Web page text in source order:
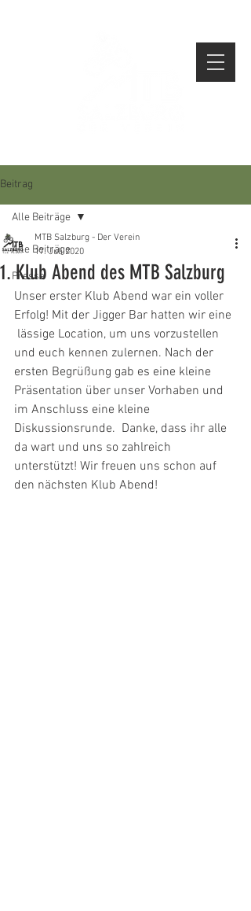
Beitrag
Alle Beiträge
Presse
Alle Beiträge
1. Klub Abend des MTB Salzburg
MTB Salzburg - Der Verein
17. Juli 2020
Unser erster Klub Abend war ein voller
Erfolg! Mit der Jigger Bar hatten wir eine
lässige Location, um uns vorzustellen
und euch kennen zulernen. Nach der
ersten Begrüßung gab es eine kleine
Präsentation über unser Vorhaben und
im Anschluss eine kleine
Diskussionsrunde.  Danke, dass ihr alle
da wart und uns so zahlreich
unterstützt! Wir freuen uns schon auf
den nächsten Klub Abend!